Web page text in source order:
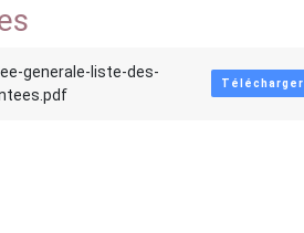
generale-liste-des-
Télécharger